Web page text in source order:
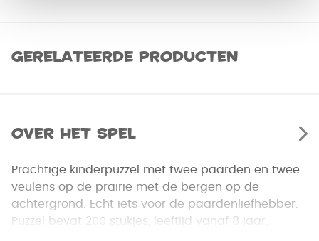
Gerelateerde producten
Over het spel
Prachtige kinderpuzzel met twee paarden en twee
veulens op de prairie met de bergen op de
achtergrond. Echt iets voor de paardenliefhebber.
Puzzel bevat 200 stukjes, leeftijd vanaf 8 jaar.